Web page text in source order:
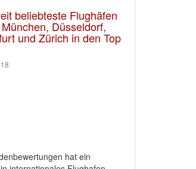
beliebteste Flughäfen
Düsseldorf,
und Zürich in den Top
hat ein